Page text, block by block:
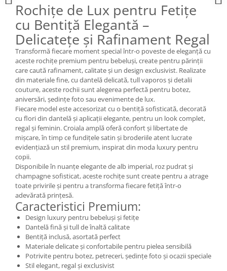
Rochițe de Lux pentru Fetițe
cu Bentiță Elegantă –
Delicatețe și Rafinament Regal
Transformă fiecare moment special într-o poveste de eleganță cu
aceste rochițe premium pentru bebeluși, create pentru părinții
care caută rafinament, calitate și un design exclusivist. Realizate
din materiale fine, cu dantelă delicată, tull vaporos și detalii
couture, aceste rochii sunt alegerea perfectă pentru botez,
aniversări, ședințe foto sau evenimente de lux.
Fiecare model este accesorizat cu o bentiță sofisticată, decorată
cu flori din dantelă și aplicații elegante, pentru un look complet,
regal și feminin. Croiala amplă oferă confort și libertate de
mișcare, în timp ce fundițele satin și broderiile atent lucrate
evidențiază un stil premium, inspirat din moda luxury pentru
copii.
Disponibile în nuanțe elegante de alb imperial, roz pudrat și
champagne sofisticat, aceste rochițe sunt create pentru a atrage
toate privirile și pentru a transforma fiecare fetiță într-o
adevărată prințesă.
Caracteristici Premium:
Design luxury pentru bebeluși și fetițe
Dantelă fină și tull de înaltă calitate
Bentiță inclusă, asortată perfect
Materiale delicate și confortabile pentru pielea sensibilă
Potrivite pentru botez, petreceri, ședințe foto și ocazii speciale
Stil elegant, regal și exclusivist